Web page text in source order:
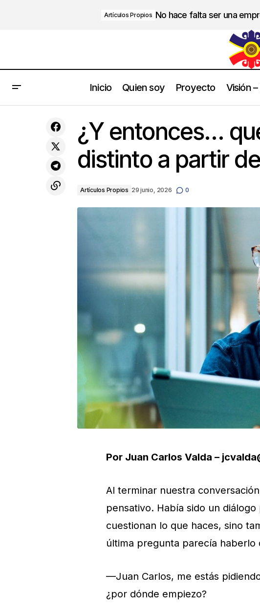
Artículos Propios No hace falta ser una
Inicio Quien soy Proyecto Visión
Steve Jobs
¿Y entonces…
distinto a partir
Artículos Propios 29 junio, 2026 0
Por Juan Carlos Valda –
Al terminar nuestra
pensativo. Había sido un
cuestionan lo que haces, sino
última pregunta parecía haberlo
—Juan Carlos, me estás
¿por dónde empiezo?